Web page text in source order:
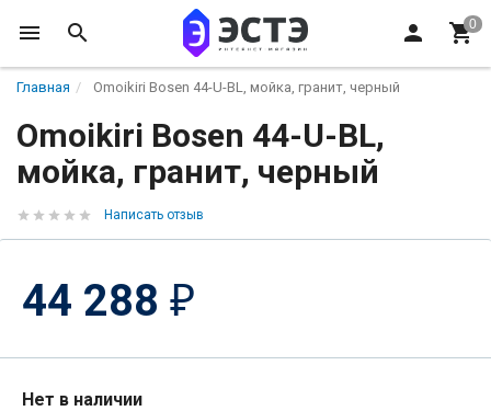
Главная Omoikiri Bosen 44-U-BL, мойка, гранит, черный
Omoikiri Bosen 44-U-BL,
мойка, гранит, черный
Написать отзыв
44 288 ₽
Нет в наличии